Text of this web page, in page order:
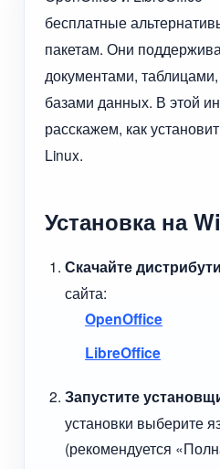
бесплатные
пакетам. Они
документами,
базами данных. В этой
расскажем, как
Linux.
Установка на
Скачайте
сайта:
OpenOffice
LibreOffice
Запустите
установки выберите
(рекомендуется